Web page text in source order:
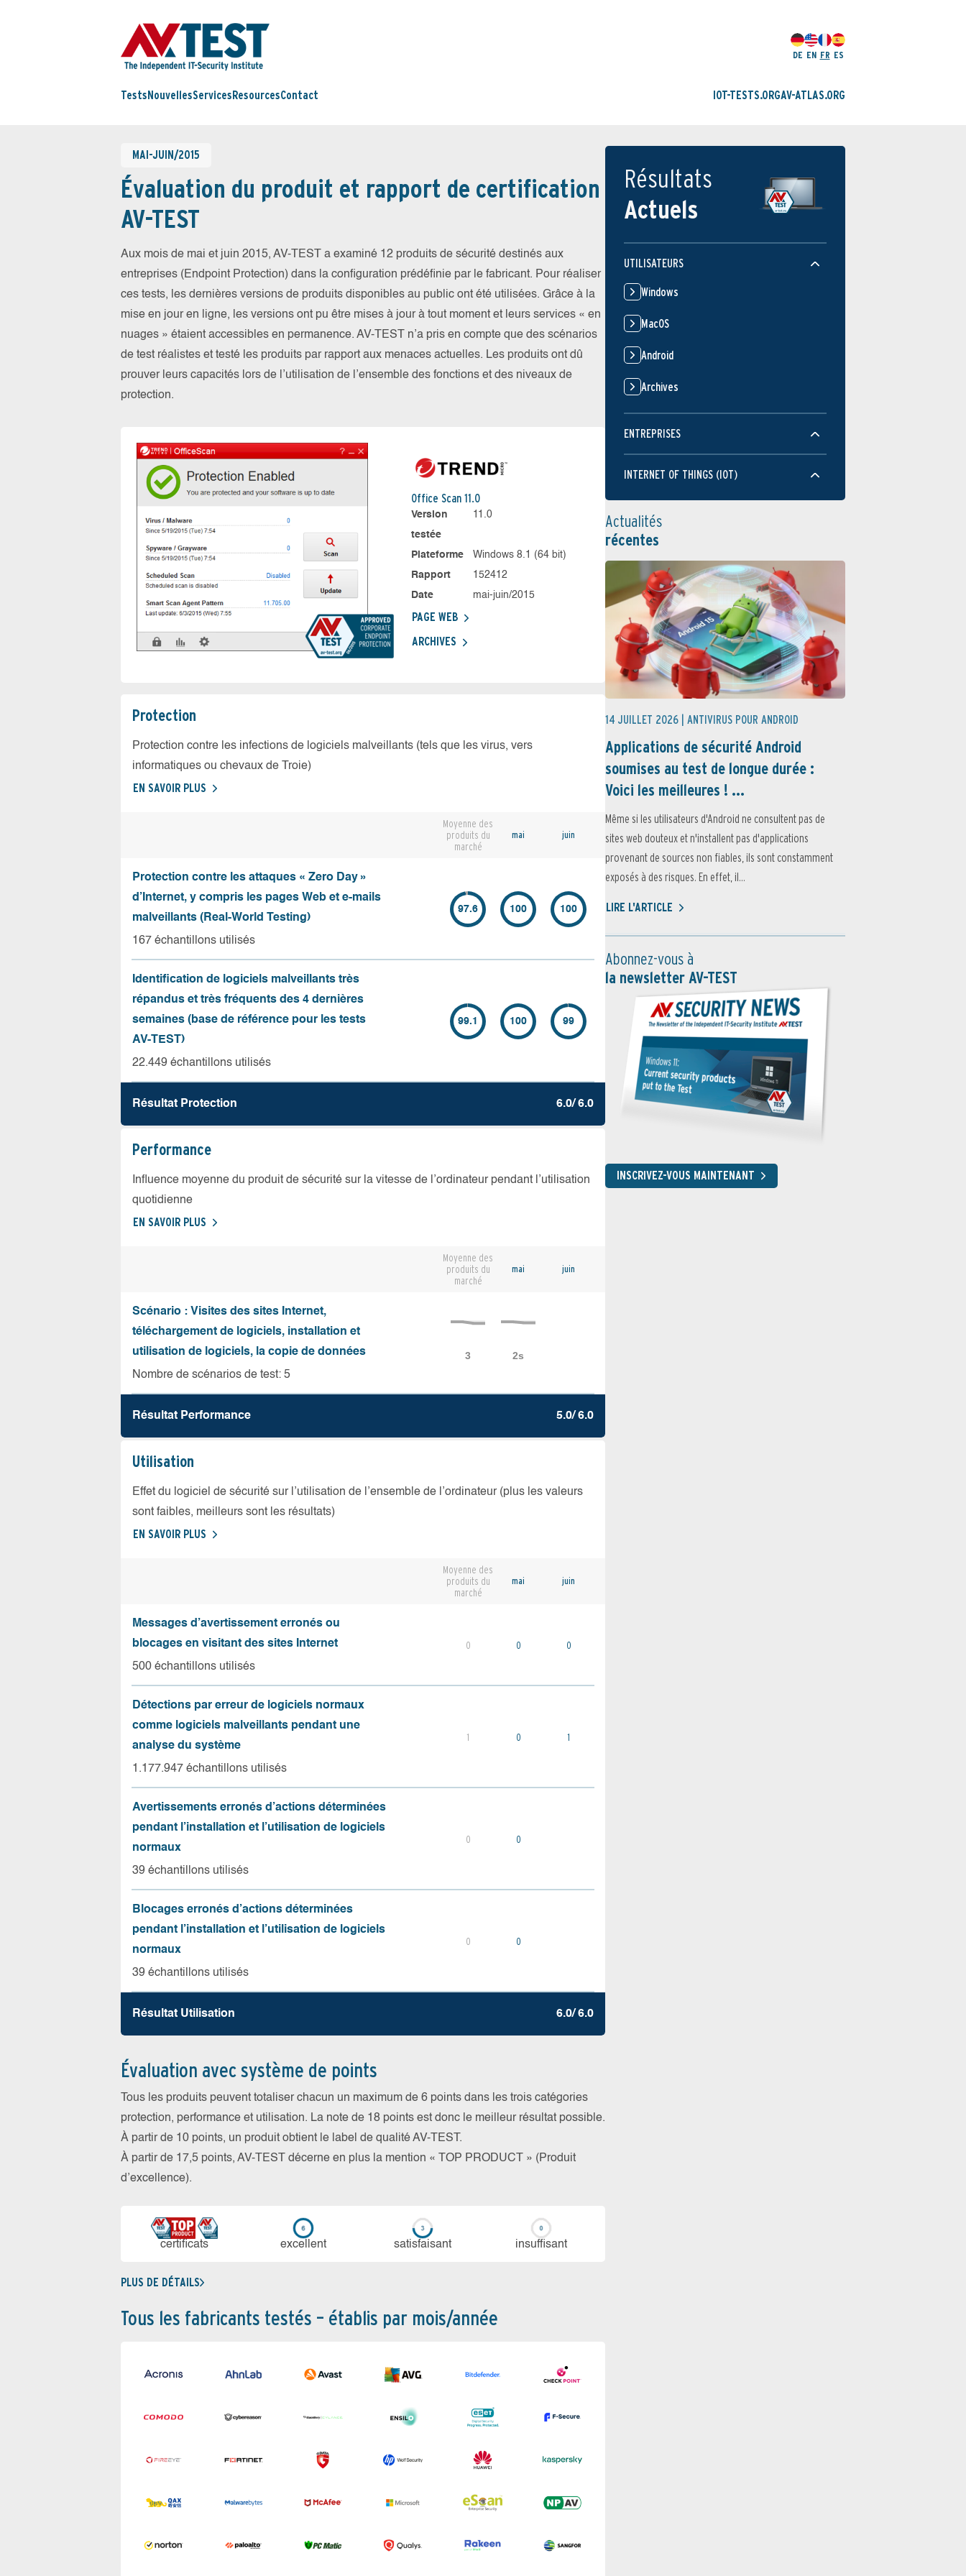
DE EN FR ES
Tests NouvellesServices ResourcesContact IOT-TESTS.ORGAV-ATLAS.ORG
MAI-JUIN/2015
Évaluation du produit et rapport de certification
AV-TEST
Aux mois de mai et juin 2015, AV-TEST a examiné 12 produits de sécurité destinés aux
entreprises (Endpoint Protection) dans la configuration prédéfinie par le fabricant. Pour réaliser
ces tests, les dernières versions de produits disponibles au public ont été utilisées. Grâce à la
mise en jour en ligne, les versions ont pu être mises à jour à tout moment et leurs services « en
nuages » étaient accessibles en permanence. AV-TEST n’a pris en compte que des scénarios
de test réalistes et testé les produits par rapport aux menaces actuelles. Les produits ont dû
prouver leurs capacités lors de l’utilisation de l’ensemble des fonctions et des niveaux de
protection.
Office Scan 11.0
Version
testée
11.0
Plateforme
Windows 8.1 (64 bit)
Rapport
152412
Date
mai-juin/2015
PAGE WEB
ARCHIVES
Protection
Protection contre les infections de logiciels malveillants (tels que les virus, vers
informatiques ou chevaux de Troie)
EN SAVOIR PLUS
Moyenne des
produits du
marché
mai juin
Protection contre les attaques « Zero Day »
d’Internet, y compris les pages Web et e-mails
malveillants (Real-World Testing)
167 échantillons utilisés
97.6 100 100
Identification de logiciels malveillants très
répandus et très fréquents des 4 dernières
semaines (base de référence pour les tests
AV-TEST)
22.449 échantillons utilisés
99.1 100 99
Résultat Protection 6.0/ 6.0
Performance
Influence moyenne du produit de sécurité sur la vitesse de l’ordinateur pendant l’utilisation
quotidienne
EN SAVOIR PLUS
Moyenne des
produits du
marché
mai juin
Scénario : Visites des sites Internet,
téléchargement de logiciels, installation et
utilisation de logiciels, la copie de données
Nombre de scénarios de test: 5
Résultat Performance 5.0/ 6.0
Utilisation
Effet du logiciel de sécurité sur l’utilisation de l’ensemble de l’ordinateur (plus les valeurs
sont faibles, meilleurs sont les résultats)
EN SAVOIR PLUS
Moyenne des
produits du
marché
mai juin
Messages d’avertissement erronés ou
blocages en visitant des sites Internet
500 échantillons utilisés
0 0 0
Détections par erreur de logiciels normaux
comme logiciels malveillants pendant une
analyse du système
1.177.947 échantillons utilisés
1 0 1
Avertissements erronés d’actions déterminées
pendant l’installation et l’utilisation de logiciels
normaux
39 échantillons utilisés
0 0
Blocages erronés d’actions déterminées
pendant l’installation et l’utilisation de logiciels
normaux
39 échantillons utilisés
0 0
Résultat Utilisation 6.0/ 6.0
Évaluation avec système de points
Tous les produits peuvent totaliser chacun un maximum de 6 points dans les trois catégories
protection, performance et utilisation. La note de 18 points est donc le meilleur résultat possible.
À partir de 10 points, un produit obtient le label de qualité AV-TEST.
À partir de 17,5 points, AV-TEST décerne en plus la mention « TOP PRODUCT » (Produit
d’excellence).
certi­ficats ex­cellent sa­tis­fai­sant in­suf­fi­sant
PLUS DE DÉTAILS
Tous les fabricants testés – établis par mois/année
Résultats
Actuels
UTILISATEURS
Windows
MacOS
Android
Archives
ENTREPRISES
INTERNET OF THINGS (IOT)
Actualités
récentes
14 JUILLET 2026 | ANTIVIRUS POUR ANDROID
Applications de sécurité Android
soumises au test de longue durée :
Voici les meilleures ! ...
Même si les utilisateurs d'Android ne consultent pas de
sites web douteux et n'installent pas d'applications
provenant de sources non fiables, ils sont constamment
exposés à des risques. En effet, il...
LIRE L'ARTICLE
Abonnez-vous à
la newsletter AV-TEST
INSCRIVEZ-VOUS MAINTENANT